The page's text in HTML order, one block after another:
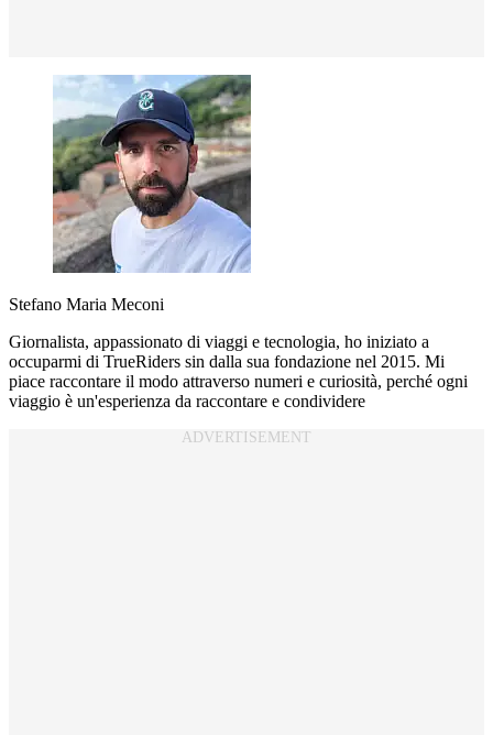
Stefano Maria Meconi
Giornalista, appassionato di viaggi e tecnologia, ho iniziato a
occuparmi di TrueRiders sin dalla sua fondazione nel 2015. Mi
piace raccontare il modo attraverso numeri e curiosità, perché ogni
viaggio è un'esperienza da raccontare e condividere